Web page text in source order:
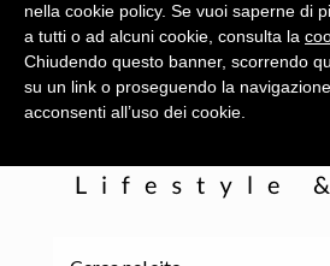
nella cookie policy. Se vuoi saperne di
a tutti o ad alcuni cookie, consulta la
Chiudendo questo banner, scorrendo
su un link o proseguendo la
acconsenti all’uso dei cookie.